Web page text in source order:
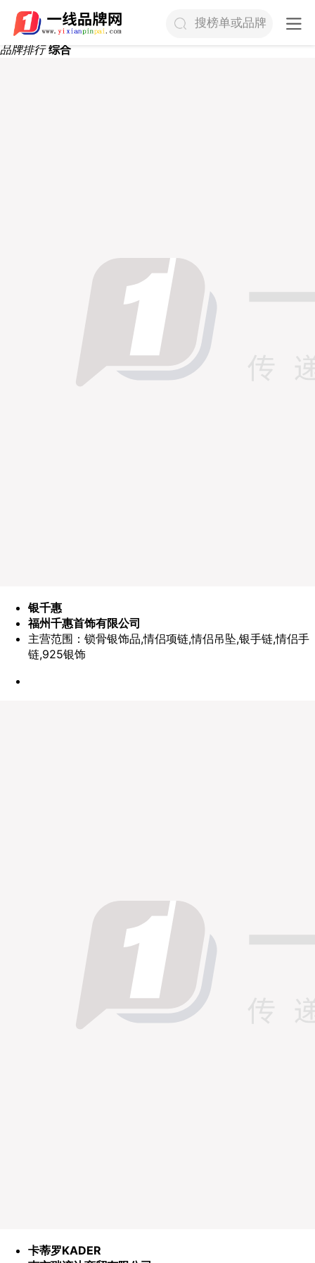
搜榜单或品牌
品牌排行 综合
银千惠
福州千惠首饰有限公司
主营范围：锁骨银饰品,情侣项链,情侣吊坠,银手链,情侣手
链,925银饰
卡蒂罗KADER